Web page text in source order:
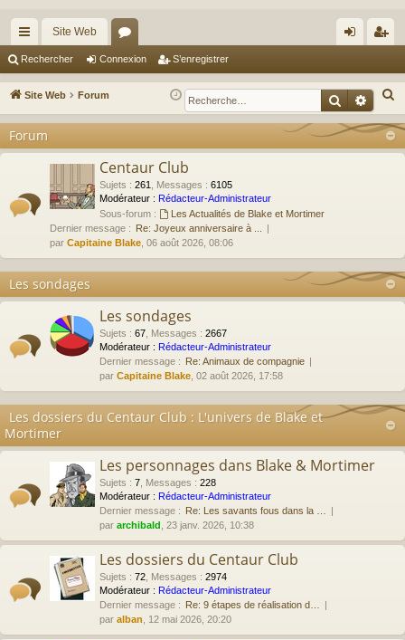
cc
ès
ra
pi
Site Web
or
u
m
ne
xi
nr
eg
ist
Rechercher Connexion S’enregistrer
Site Web Forum
e
h
r
Forum
Centaur Club
Sujets : 261 Messages : 6105
Modérateur : Rédacteur-Administrateur
Sous-forum :
Les Actualités de Blake et Mortimer
Dernier message : Re: Joyeux anniversaire à ...
par Capitaine Blake , 06 août 2026, 08:06
Les sondages
Les sondages
Sujets : 67 Messages : 2667
Modérateur : Rédacteur-Administrateur
Dernier message : Re: Animaux de compagnie
par Capitaine Blake , 02 août 2026, 17:58
Les dossiers du Centaur Club : L'univers de Blake et
Mortimer
Les personnages dans Blake & Mortimer
Sujets : 7 Messages : 228
Modérateur : Rédacteur-Administrateur
Dernier message : Re: Les savants fous dans la …
par archibald , 23 janv. 2026, 10:38
Les dossiers du Centaur Club
Sujets : 72 Messages : 2974
Modérateur : Rédacteur-Administrateur
Dernier message : Re: 9 étapes de réalisation d…
par alban , 12 mai 2026, 20:20